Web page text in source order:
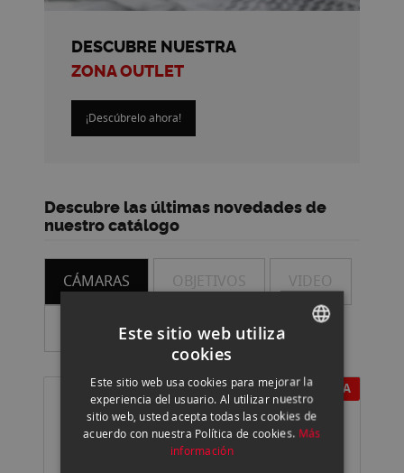
DESCUBRE NUESTRA
ZONA OUTLET
¡Descúbrelo ahora!
Descubre las últimas novedades de
nuestro catálogo
CÁMARAS OBJETIVOS VIDEO
ILUMINACIÓN ACCESORIOS
EN OFERTA
ENGLISH
CATALAN
Este sitio web utiliza
cookies
Este sitio web usa cookies para mejorar la
experiencia del usuario. Al utilizar nuestro
sitio web, usted acepta todas las cookies de
acuerdo con nuestra Política de cookies. Más
información